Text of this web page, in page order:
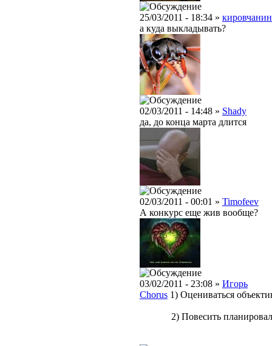
25/03/2011 - 18:34 » кировчанин
а куда выкладывать?
02/03/2011 - 14:48 » Shady
да, до конца марта длится
02/03/2011 - 00:01 » Timofeev
А конкурс еще жив вообще?
03/02/2011 - 23:08 » Игорь
Chorus 1) Оцениваться
2) Повесить планировали